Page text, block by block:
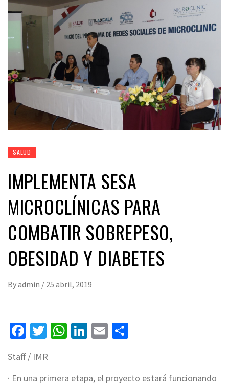
SALUD
IMPLEMENTA SESA
MICROCLÍNICAS PARA
COMBATIR SOBREPESO,
OBESIDAD Y DIABETES
Byadmin / 25 abril, 2019
Facebook
Twitter
WhatsApp
LinkedIn
Email
Staff / IMR
· En una primera etapa, el proyecto estará funcionando